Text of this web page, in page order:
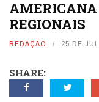
AMERICANA
REGIONAIS
REDAÇÃO 25 DE
SHARE: